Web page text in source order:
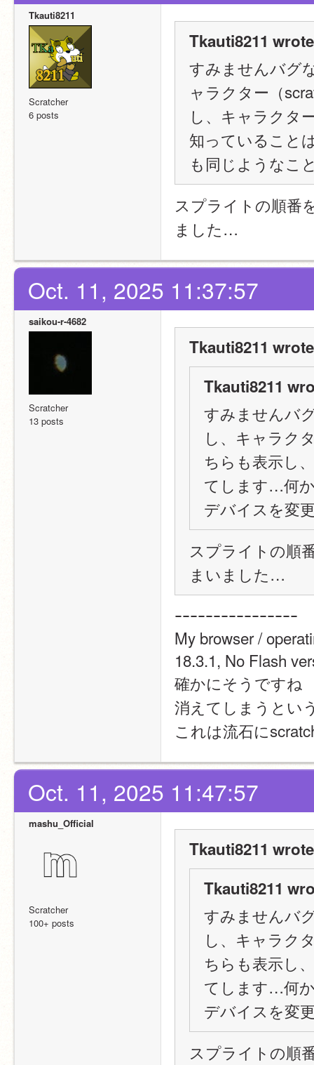
Tkauti8211
Scratcher
6 posts
Tkauti8211
すみませんバグ
ャラクター（
し、キャラクタ
知っていること
も同じようなこ
スプライトの順番
ました…
Oct. 11, 2025 11:37:57
saikou-r-4682
Scratcher
13 posts
Tkauti8211
Tkauti8211
すみませんバ
し、キャラク
ちらも表示し
てします…何
デバイスを変
スプライトの順
まいました…
ｰｰｰｰｰｰｰｰｰｰｰｰｰｰｰｰ
My browser /
18.3.1, No Flash
確かにそうですね
消えてしまうとい
これは流石に
Oct. 11, 2025 11:47:57
mashu_Official
Scratcher
100+ posts
Tkauti8211
Tkauti8211
すみませんバ
し、キャラク
ちらも表示し
てします…何
デバイスを変
スプライトの順